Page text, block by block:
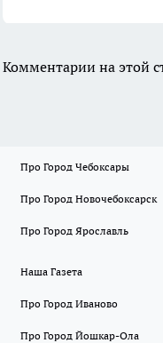
Комментарии на этой
Про Город Чебоксары
Про Город Новочебоксарск
Про Город Ярославль
Наша Газета
Про Город Иваново
Про Город Йошкар-Ола